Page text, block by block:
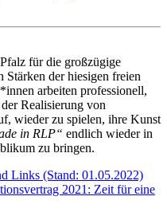
für die großzügige
Stärken der hiesigen freien
arbeiten professionell,
Realisierung von
wieder zu spielen, ihre Kunst
in RLP“ endlich wieder in
zu bringen.
Links (Stand: 01.05.2022)
2021: Zeit für eine